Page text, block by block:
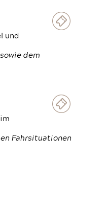
und
dem
Fahrsituationen